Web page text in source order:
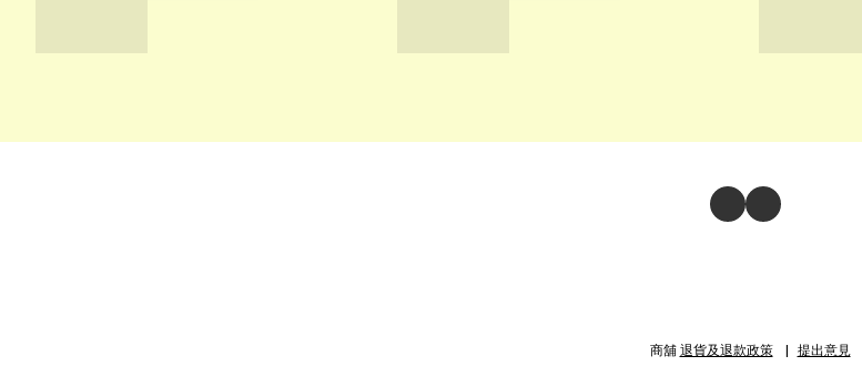
商舖 退貨及退款政策 提出意見